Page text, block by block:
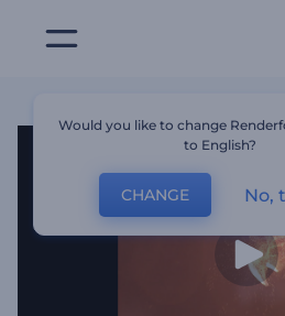
Would you like to change
to English?
CHANGE No,